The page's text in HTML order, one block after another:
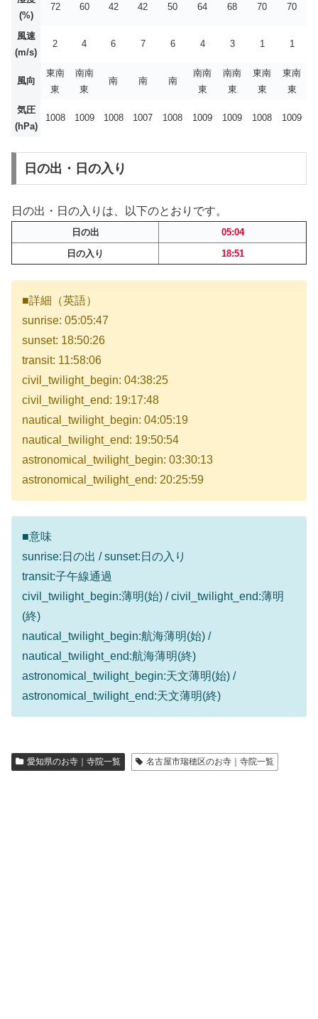
(%)
72 60 42 42 50 64 68 70 70
風速
(m/s)
2 4 6 7 6 4 3 1 1
風向
東南
東
南南
東
南 南 南
南南
東
南南
東
東南
東
東南
東
気圧
(hPa)
1008 1009 1008 1007 1008 1009 1009 1008 1009
日の出・日の入り
日の出・日の入りは、以下のとおりです。
日の出
05:04
日の入り
18:51
■詳細（英語）
sunrise: 05:05:47
sunset: 18:50:26
transit: 11:58:06
civil_twilight_begin: 04:38:25
civil_twilight_end: 19:17:48
nautical_twilight_begin: 04:05:19
nautical_twilight_end: 19:50:54
astronomical_twilight_begin: 03:30:13
astronomical_twilight_end: 20:25:59
■意味
sunrise:日の出 / sunset:日の入り
transit:子午線通過
civil_twilight_begin:薄明(始) / civil_twilight_end:薄明
(終)
nautical_twilight_begin:航海薄明(始) /
nautical_twilight_end:航海薄明(終)
astronomical_twilight_begin:天文薄明(始) /
astronomical_twilight_end:天文薄明(終)
愛知県のお寺｜寺院一覧 名古屋市瑞穂区のお寺｜寺院一覧